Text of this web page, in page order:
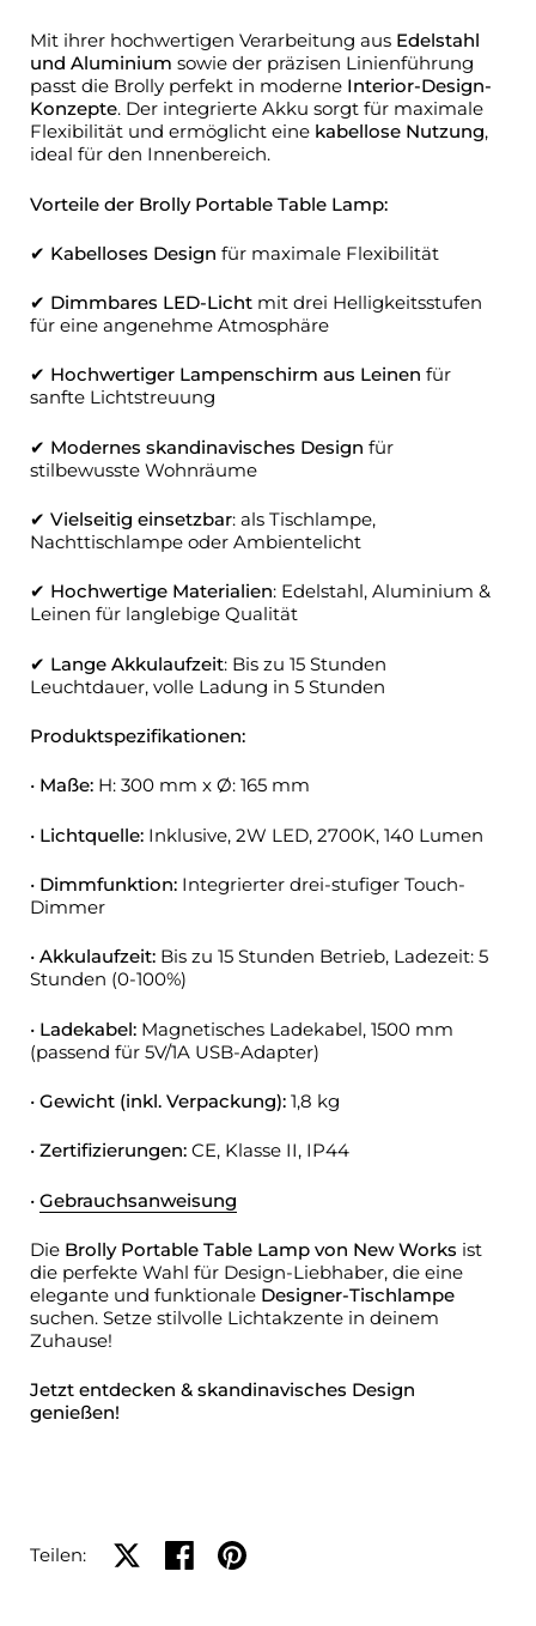
Mit ihrer hochwertigen Verarbeitung aus Edelstahl
und Aluminium sowie der präzisen Linienführung
passt die Brolly perfekt in moderne Interior-Design-
Konzepte. Der integrierte Akku sorgt für maximale
Flexibilität und ermöglicht eine kabellose Nutzung,
ideal für den Innenbereich.
Vorteile der Brolly Portable Table Lamp:
✔ Kabelloses Design für maximale Flexibilität
✔ Dimmbares LED-Licht mit drei Helligkeitsstufen
für eine angenehme Atmosphäre
✔ Hochwertiger Lampenschirm aus Leinen für
sanfte Lichtstreuung
✔ Modernes skandinavisches Design für
stilbewusste Wohnräume
✔ Vielseitig einsetzbar: als Tischlampe,
Nachttischlampe oder Ambientelicht
✔ Hochwertige Materialien: Edelstahl, Aluminium &
Leinen für langlebige Qualität
✔ Lange Akkulaufzeit: Bis zu 15 Stunden
Leuchtdauer, volle Ladung in 5 Stunden
Produktspezifikationen:
• Maße: H: 300 mm x Ø: 165 mm
• Lichtquelle: Inklusive, 2W LED, 2700K, 140 Lumen
• Dimmfunktion: Integrierter drei-stufiger Touch-
Dimmer
• Akkulaufzeit: Bis zu 15 Stunden Betrieb, Ladezeit: 5
Stunden (0-100%)
• Ladekabel: Magnetisches Ladekabel, 1500 mm
(passend für 5V/1A USB-Adapter)
• Gewicht (inkl. Verpackung): 1,8 kg
• Zertifizierungen: CE, Klasse II, IP44
• Gebrauchsanweisung
Die Brolly Portable Table Lamp von New Works ist
die perfekte Wahl für Design-Liebhaber, die eine
elegante und funktionale Designer-Tischlampe
suchen. Setze stilvolle Lichtakzente in deinem
Zuhause!
Jetzt entdecken & skandinavisches Design
genießen!
Teilen: Auf X teilenAuf Facebook teilen
Auf Pinterest teilen